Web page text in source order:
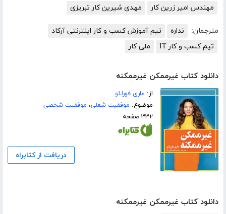
مهندس امیر زرین کار
مهدی شیرین کار تبریزی
مترجمان: نداره
تیم آموزش کسب و کار اینترنتی آرکاد
تیم کسب و کار IT
ملی کار
دانلود کتاب غیرممکن غیرممکنه
از: ماری فورلئو
موضوع: موفقیت شغلی، موفقیت شخصی
۳۳۲ صفحه
دریافت از کتابراه
دانلود کتاب غیرممکن غیرممکنه